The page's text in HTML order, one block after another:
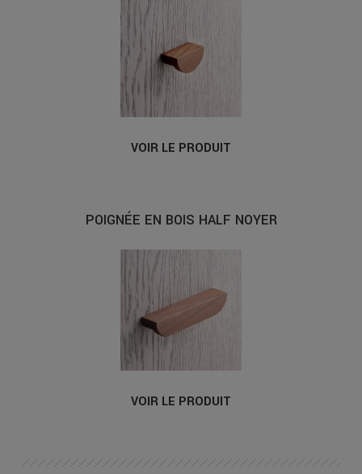
VOIR LE PRODUIT
POIGNÉE EN BOIS HALF NOYER
VOIR LE PRODUIT